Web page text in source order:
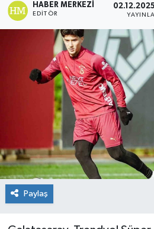
HABER MERKEZI
EDITÖR
Paylaş
Haber Arşivi